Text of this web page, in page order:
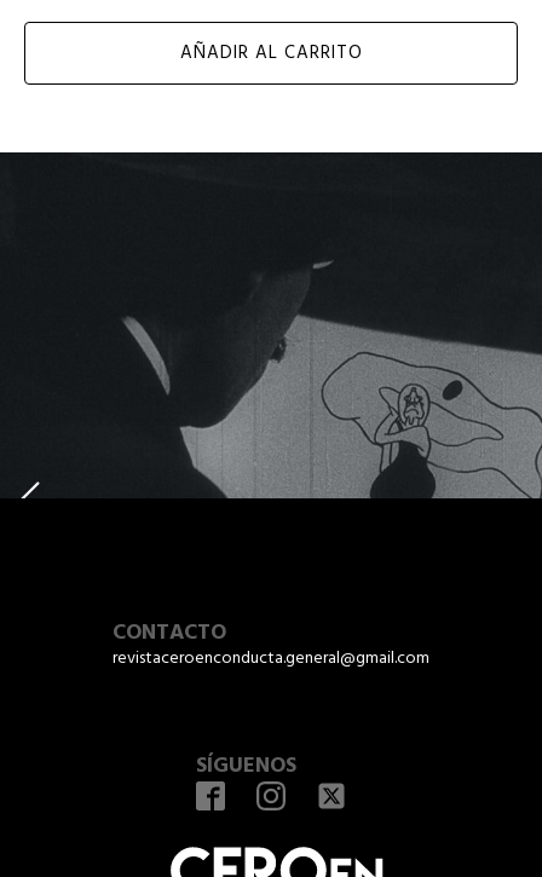
AÑADIR AL CARRITO
CONTACTO
revistaceroenconducta.general@gmail.com
SÍGUENOS